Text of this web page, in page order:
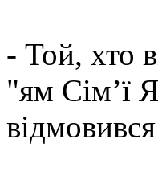
- Той, хто
"ям Сім’ї
відмовився